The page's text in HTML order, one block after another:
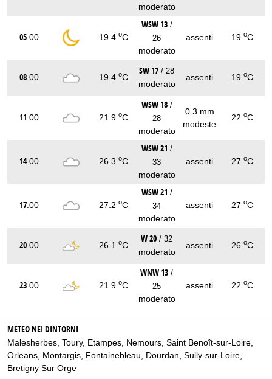
moderato
05 .00 19.4 oC
WSW 13 /
26
moderato
assenti 19 oC
08 .00 19.4 oC
SW 17 / 28
moderato
assenti 19 oC
11 .00 21.9 oC
WSW 18 /
28
moderato
0.3 mm
modeste
22 oC
14.00 26.3 oC
WSW 21 /
33
moderato
assenti 27 oC
17 .00 27.2 oC
WSW 21 /
34
moderato
assenti 27 oC
20 .00 26.1 oC
W 20 / 32
moderato
assenti 26 oC
23 .00 21.9 oC
WNW 13 /
25
moderato
assenti 22 oC
METEO NEI DINTORNI
Malesherbes Toury, Etampes Nemours Saint Benoît-sur-Loire
Orleans Montargis Fontainebleau Dourdan Sully-sur-Loire
Bretigny Sur Orge